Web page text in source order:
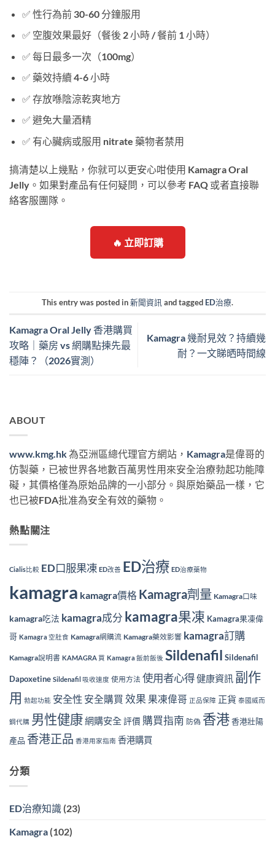
✅ 性行為前 30-60 分鐘服用
✅ 空腹效果最好（餐後 2 小時 / 餐前 1 小時）
✅ 每日最多一次（100mg）
✅ 藥效持續 4-6 小時
✅ 存放喺陰涼乾爽地方
✅ 避免大量酒精
✅ 有心臟病或服用 nitrate 藥物者禁用
搞清楚以上幾點，你就可以更安心咁使用 Kamagra Oral
Jelly。如果對產品有任何疑問，可以參考 FAQ 或者直接聯
絡客服團隊。
🔥 立即訂購
This entry was posted in新聞資訊and tagged ED治療.
Kamagra Oral Jelly 香港購買
攻略｜藥房 vs 網購點揀先最
穩陣？（2026實測）
Kamagra 幾耐見效？持續幾
耐？一文睇晒時間線
ABOUT
www.kmg.hk為亞洲區總代理官方網站， Kamagra是偉哥的
仿製藥，已被世界各地數百萬男性用來安全治療勃起功能障
礙，其價格僅為原始品牌的一小部分。與原始藥品一樣，它
也已被FDA批准為安全有效的藥物。
熱點關注
Cialis比較 ED口服果凍 ED改善 ED治療 ED治療藥物
kamagra kamagra價格 Kamagra劑量 Kamagra口味
kamagra吃法 kamagra成分 kamagra果凍 Kamagra果凍偉
哥 Kamagra 空肚食 Kamagra網購流 Kamagra藥效影響 kamagra訂購
Kamagra說明書 KAMAGRA 買 Kamagra 飯前飯後 Sildenafil Sildenafil
Dapoxetine Sildenafil 吸收速度 使用方法 使用者心得健康資訊 副作
用 勃起功能 安全性 安全購買 效果 果凍偉哥 正品保障 正貨 泰國威而
鋼代購 男性健康網購安全評價 購買指南 防偽 香港香港壯陽
產品 香港正品 香港用家指南 香港購買
分類
ED治療知識 (23)
Kamagra (102)